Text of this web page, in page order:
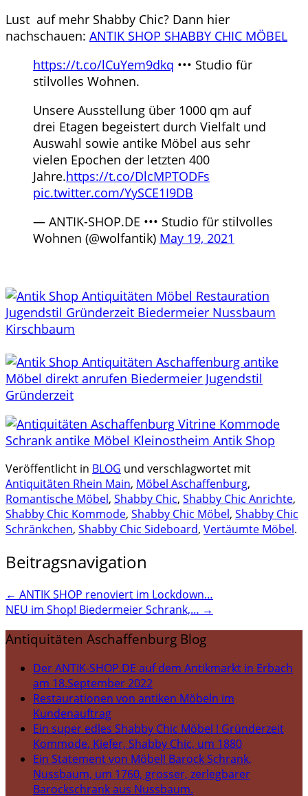
Lust auf mehr Shabby Chic? Dann hier
nachschauen: ANTIK SHOP SHABBY CHIC MÖBEL
https://t.co/lCuYem9dkq ••• Studio für
stilvolles Wohnen.
Unsere Ausstellung über 1000 qm auf
drei Etagen begeistert durch Vielfalt und
Auswahl sowie antike Möbel aus sehr
vielen Epochen der letzten 400
Jahre.https://t.co/DlcMPTODFs
pic.twitter.com/YySCE1I9DB
— ANTIK-SHOP.DE ••• Studio für stilvolles
Wohnen (@wolfantik) May 19, 2021
Veröffentlicht in BLOG und verschlagwortet mit
Antiquitäten Rhein Main, Möbel Aschaffenburg,
Romantische Möbel, Shabby Chic, Shabby Chic Anrichte,
Shabby Chic Kommode, Shabby Chic Möbel, Shabby Chic
Schränkchen, Shabby Chic Sideboard, Vertäumte Möbel.
Beitragsnavigation
← ANTIK SHOP renoviert im Lockdown…
NEU im Shop! Biedermeier Schrank,… →
Antiquitäten Aschaffenburg Blog
Der ANTIK-SHOP.DE auf dem Antikmarkt in Erbach
am 18.September 2022
Restaurationen von antiken Möbeln im
Kundenauftrag
Ein super edles Shabby Chic Möbel ! Gründerzeit
Kommode, Kiefer, Shabby Chic, um 1880
Ein Statement von Möbel! Barock Schrank,
Nussbaum, um 1760, grosser, zerlegbarer
Barockschrank aus Nussbaum.